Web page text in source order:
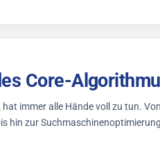
Core-
hat immer alle Hände voll zu tun.
hin zur